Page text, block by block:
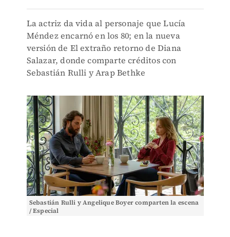
La actriz da vida al personaje que Lucía
Méndez encarnó en los 80; en la nueva
versión de El extraño retorno de Diana
Salazar, donde comparte créditos con
Sebastián Rulli y Arap Bethke
Sebastián Rulli y Angelique Boyer comparten la escena
/ Especial